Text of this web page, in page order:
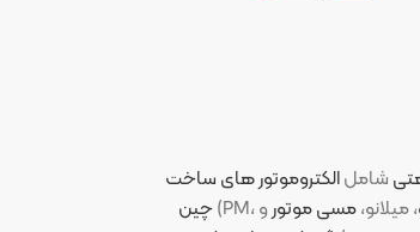
های ساخت
چین